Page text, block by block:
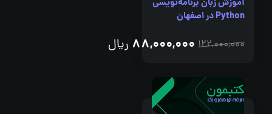
آموزش زبان برنامه‌نویسی
Python در اصفهان
ریال 88,000,000 122,000,000